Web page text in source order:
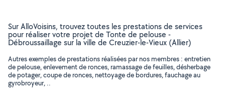
Sur AlloVoisins, trouvez toutes les prestations de services
pour réaliser votre projet de Tonte de pelouse -
Débroussaillage sur la ville de Creuzier-le-Vieux (Allier)
Autres exemples de prestations réalisées par nos membres : entretien
de pelouse, enlevement de ronces, ramassage de feuilles, désherbage
de potager, coupe de ronces, nettoyage de bordures, fauchage au
gyrobroyeur, ..